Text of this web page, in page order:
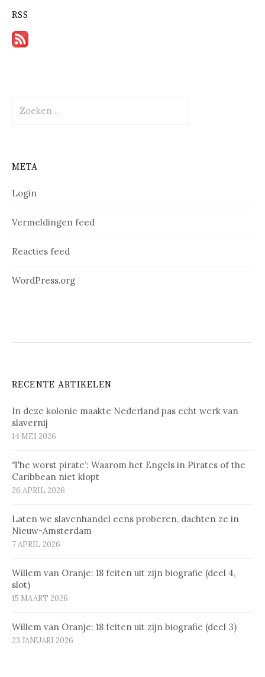
RSS
naar:
META
Login
Vermeldingen feed
Reacties feed
WordPress.org
RECENTE ARTIKELEN
In deze kolonie maakte Nederland pas echt werk van
slavernij
14 MEI 2026
‘The worst pirate’: Waarom het Engels in Pirates of the
Caribbean niet klopt
26 APRIL 2026
Laten we slavenhandel eens proberen, dachten ze in
Nieuw-Amsterdam
7 APRIL 2026
Willem van Oranje: 18 feiten uit zijn biografie (deel 4,
slot)
15 MAART 2026
Willem van Oranje: 18 feiten uit zijn biografie (deel 3)
23 JANUARI 2026